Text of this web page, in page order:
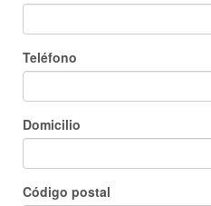
Teléfono
Domicilio
Código postal